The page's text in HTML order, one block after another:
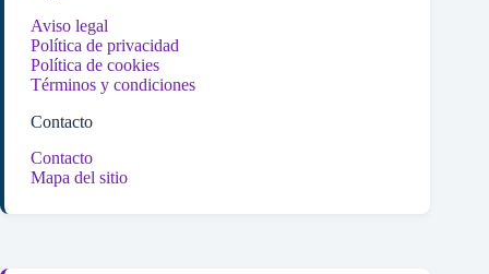
Aviso legal
Política de privacidad
Política de cookies
Términos y condiciones
Contacto
Contacto
Mapa del sitio